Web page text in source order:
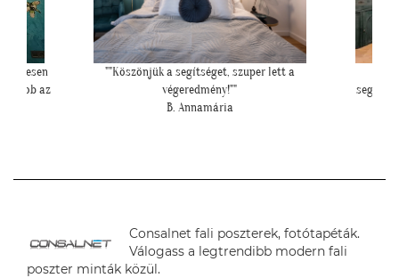
"Ezzel a fotóval szeretném megköszönni
segítségeteket. Elkészültünk a tapétázással. Mi
imádjuk! Köszönjük!"
Consalnet fali poszterek, fotótapéták.
Válogass a legtrendibb modern fali
poszter minták közül.